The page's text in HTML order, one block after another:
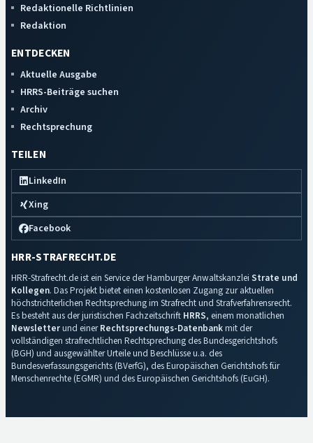
Redaktionelle Richtlinien
Redaktion
ENTDECKEN
Aktuelle Ausgabe
HRRS-Beiträge suchen
Archiv
Rechtsprechung
TEILEN
LinkedIn
Xing
Facebook
HRR-STRAFRECHT.DE
HRR-Strafrecht.de ist ein Service der Hamburger Anwaltskanzlei Strate und
Kollegen. Das Projekt bietet einen kostenlosen Zugang zur aktuellen
höchstrichterlichen Rechtsprechung im Strafrecht und Strafverfahrensrecht.
Es besteht aus der juristischen Fachzeitschrift HRRS, einem monatlichen
Newsletterund einerRechtsprechungs-Datenbankmit der
vollständigen strafrechtlichen Rechtsprechung des Bundesgerichtshofs
(BGH) und ausgewählter Urteile und Beschlüsse u.a. des
Bundesverfassungsgerichts (BVerfG), des Europäischen Gerichtshofs für
Menschenrechte (EGMR) und des Europäischen Gerichtshofs (EuGH).
Impressum·Datenschutz